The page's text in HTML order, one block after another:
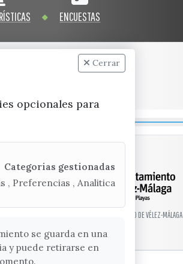
ENCUESTAS
© EXCMO. AYUNTAMIENTO DE VÉLEZ-MÁLAGA
Cerrar
opcionales para
Categorias gestionadas
, Preferencias , Analitica
se guarda en una
y puede retirarse en